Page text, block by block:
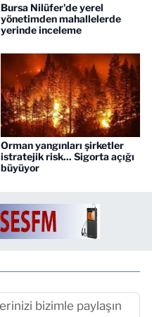
Bursa Nilüfer'de yerel
yönetimden mahallelerde
yerinde inceleme
Orman yangınları şirketler
istratejik risk... Sigorta açığı
büyüyor